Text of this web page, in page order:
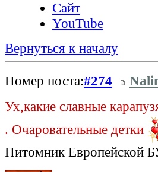
Сайт
YouTube
Вернуться к началу
Номер поста:#274
Ух,какие славные
. Очаровательные детки
Питомник